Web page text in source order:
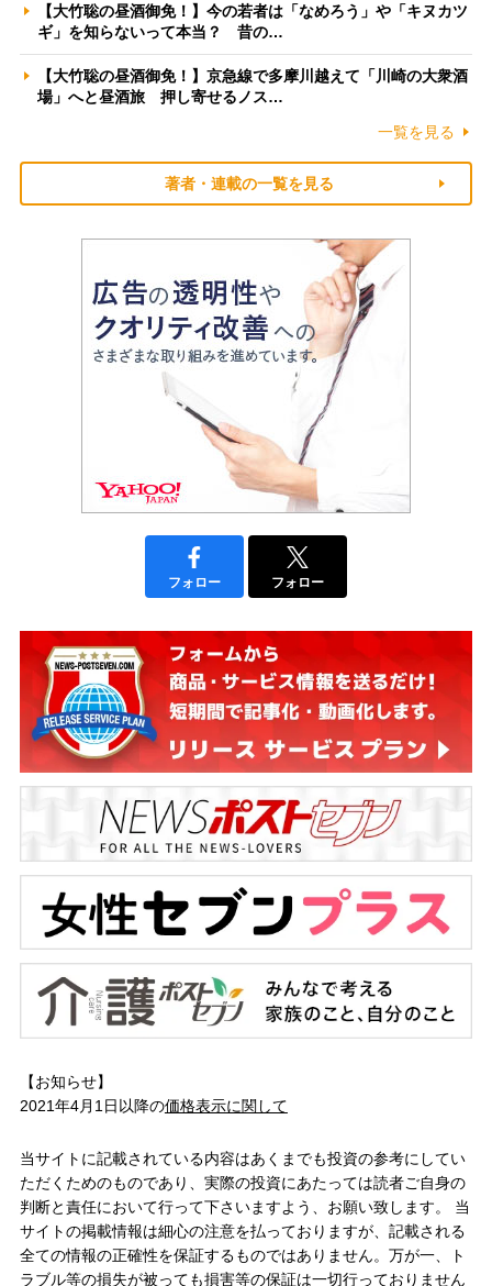
【大竹聡の昼酒御免！】今の若者は「なめろう」や「キヌカツ
ギ」を知らないって本当？ 昔の…
【大竹聡の昼酒御免！】京急線で多摩川越えて「川崎の大衆酒
場」へと昼酒旅 押し寄せるノス…
一覧を見る
著者・連載の一覧を見る
フォロー フォロー
【お知らせ】
2021年4月1日以降の価格表示に関して
当サイトに記載されている内容はあくまでも投資の参考にしてい
ただくためのものであり、実際の投資にあたっては読者ご自身の
判断と責任において行って下さいますよう、お願い致します。 当
サイトの掲載情報は細心の注意を払っておりますが、記載される
全ての情報の正確性を保証するものではありません。万が一、ト
ラブル等の損失が被っても損害等の保証は一切行っておりません